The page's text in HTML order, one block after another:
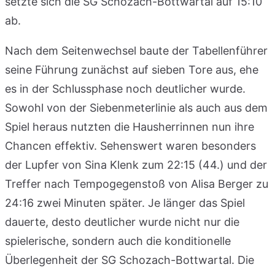
ab.
Nach dem Seitenwechsel baute der Tabellenführer
seine Führung zunächst auf sieben Tore aus, ehe
es in der Schlussphase noch deutlicher wurde.
Sowohl von der Siebenmeterlinie als auch aus dem
Spiel heraus nutzten die Hausherrinnen nun ihre
Chancen effektiv. Sehenswert waren besonders
der Lupfer von Sina Klenk zum 22:15 (44.) und der
Treffer nach Tempogegenstoß von Alisa Berger zu
24:16 zwei Minuten später. Je länger das Spiel
dauerte, desto deutlicher wurde nicht nur die
spielerische, sondern auch die konditionelle
Überlegenheit der SG Schozach-Bottwartal. Die